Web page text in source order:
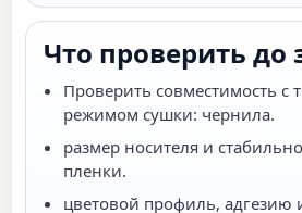
Что проверить до
Проверить совместимость с
режимом сушки: чернила.
размер носителя и
пленки.
цветовой профиль, адгезию